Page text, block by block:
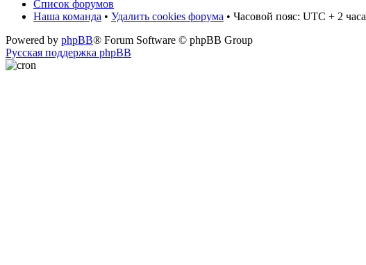
Список форумов
Наша команда • Удалить cookies форума • Часовой пояс: UTC + 2 часа
Powered by phpBB® Forum Software © phpBB Group
Русская поддержка phpBB